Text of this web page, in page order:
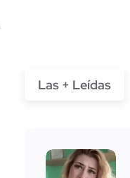
Las + Leídas